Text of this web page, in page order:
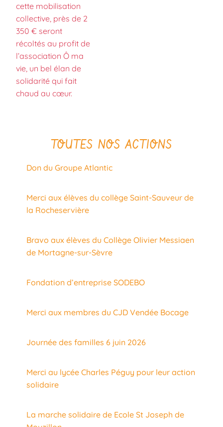
TOUTES NOS ACTIONS
Don du Groupe Atlantic
Merci aux élèves du collège Saint-Sauveur de
la Rocheservière
Bravo aux élèves du Collège Olivier Messiaen
de Mortagne-sur-Sèvre
Fondation d’entreprise SODEBO
Merci aux membres du CJD Vendée Bocage
Journée des familles 6 juin 2026
Merci au lycée Charles Péguy pour leur action
solidaire
La marche solidaire de Ecole St Joseph de
cette mobilisation
collective, près de 2
350 € seront
récoltés au profit de
l’association Ô ma
vie, un bel élan de
solidarité qui fait
chaud au cœur.